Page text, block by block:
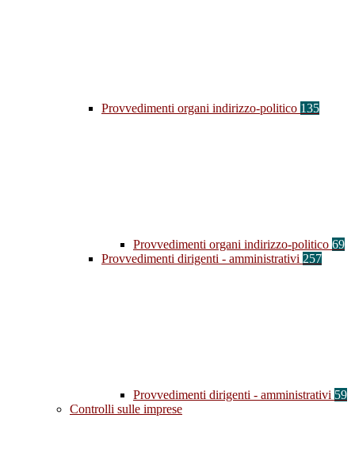
Provvedimenti organi indirizzo-politico 135
Provvedimenti organi indirizzo-politico 69
Provvedimenti dirigenti - amministrativi 257
Provvedimenti dirigenti - amministrativi 59
Controlli sulle imprese